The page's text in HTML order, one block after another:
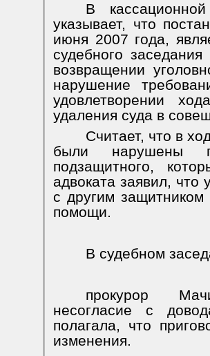
В
указывает, что
июня 2007 года,
судебного
возвращении
нарушение
удовлетворении
удаления суда в
Считает, что в
были нарушены
подзащитного,
адвоката заявил, что
с другим
помощи.
В судебном
прокурор
несогласие с
полагала, что
изменения.